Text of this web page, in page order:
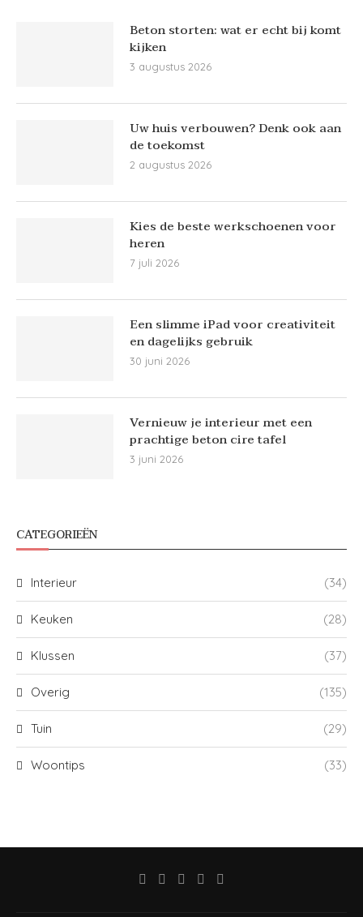
Beton storten: wat er echt bij komt
kijken
3 augustus 2026
Uw huis verbouwen? Denk ook aan
de toekomst
2 augustus 2026
Kies de beste werkschoenen voor
heren
7 juli 2026
Een slimme iPad voor creativiteit
en dagelijks gebruik
30 juni 2026
Vernieuw je interieur met een
prachtige beton cire tafel
3 juni 2026
CATEGORIEËN
Interieur (34)
Keuken (28)
Klussen (37)
Overig (135)
Tuin (29)
Woontips (33)